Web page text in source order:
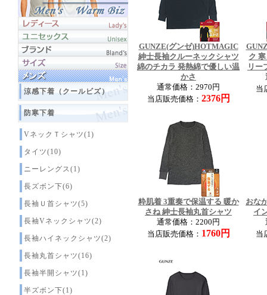
涼感下着（クールビズ）
防寒下着
VネックＴシャツ(1)
タイツ(10)
ニーレングス(1)
長ズボン下(6)
長袖Ｕ首シャツ(5)
長袖Vネックシャツ(2)
長袖ハイネックシャツ(2)
長袖丸首シャツ(16)
長袖半開シャツ(1)
半ズボン下(1)
GUNZE(グンゼ)HOTMAGIC
紳士長袖クルーネックシャツ
綿のチカラ 発熱綿で優しい温
かさ
通常価格：2970円
当店販売価格： 2376円
ク
リー
当
粋肌着 3重奏で保温する 暖か
さね 紳士長袖丸首シャツ
通常価格：2200円
当店販売価格： 1760円
おな
イ
当